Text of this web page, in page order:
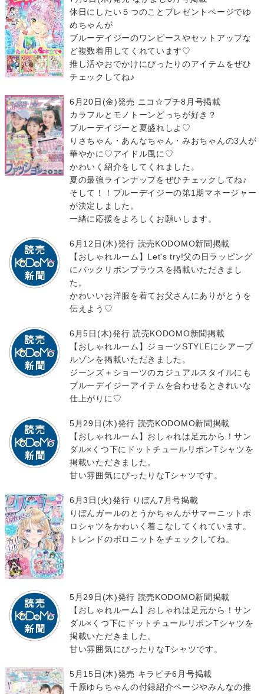
休日にしたい５つのことプレゼントページでゆ
めちゃんが
ブルーデイジーのワンピースやセットアップな
ど複数着用してくれています♡
推し活やおでかけにぴったりのアイテムをぜひ
チェックしてね♪
6月20日(金)発売 ニコ☆プチ8月号掲載
カラフルとモノトーンどっちが好き？
ブルーデイジーと夏盛れしよ♡
りさちゃん・あんなちゃん・みおちゃんの3人が
華やかに♡アイドル風に♡
かわいく紹介をしてくれました。
夏の最強ラインナップをぜひチェックしてね♪
そして！！ブルーデイジーの第1期マネージャー
が決定しました。
一緒に応援をよろしくお願いします。
6月12日(木)発行 読売KODOMO新聞掲載
【おしゃれルーム】Let's try!父の日ラッピング
にバックリボンブラウスを掲載いただきまし
た。
かわいいお洋服を着てお父さんにありがとうを
伝えよう♡
6月5日(木)発行 読売KODOMO新聞掲載
【おしゃれルーム】ジョーツSTYLEにシアーブ
ルゾンを掲載いただきました。
ジーンズ＋ショーツのカジュアルスタイルにも
ブルーデイジーアイテムを合わせるときれいな
仕上がりに♡
5月29日(木)発行 読売KODOMO新聞掲載
【おしゃれルーム】おしゃれは足元から！サン
ダル×くつ下にドットチュールリボンTシャツを
掲載いただきました。
甘い雰囲気にぴったりなTシャツです。
6月3日(火)発行 りぼん7月号掲載
りぼんガールのとうかちゃんがサマーニットポ
ロシャツをかわいく着こなしてくれています。
トレンドのポロニットをチェックしてね。
5月29日(木)発行 読売KODOMO新聞掲載
【おしゃれルーム】おしゃれは足元から！サン
ダル×くつ下にドットチュールリボンTシャツを
掲載いただきました。
甘い雰囲気にぴったりなTシャツです。
5月15日(木)発売 キラピチ6月号掲載
千原ゆらちゃんの付録紹介ページやみんなの推